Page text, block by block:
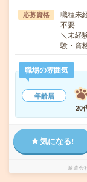
応募資格
職種未
不要
＼未経
験・資
職場の雰囲気
年齢層
20
気になる!
派遣会